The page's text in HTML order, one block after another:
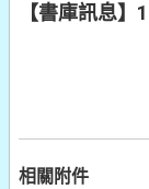
【書庫訊息
相關附件